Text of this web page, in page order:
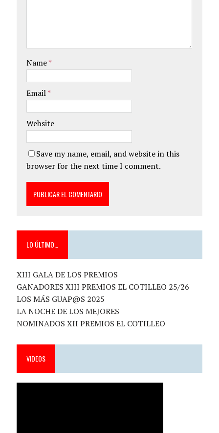
Name*
Email*
Website
Save my name, email, and website in this
browser for the next time I comment.
LO ÚLTIMO…
XIII GALA DE LOS PREMIOS
GANADORES XIII PREMIOS EL COTILLEO 25/26
LOS MÁS GUAP@S 2025
LA NOCHE DE LOS MEJORES
NOMINADOS XII PREMIOS EL COTILLEO
VIDEOS